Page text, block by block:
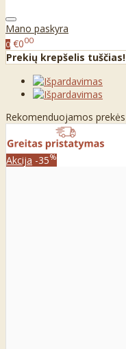
Mano paskyra
0 €000
Prekių krepšelis tuščias!
Rekomenduojamos prekės
Akcija -35%